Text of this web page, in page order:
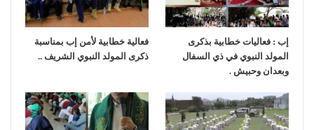
إب : فعاليات خطابية بذكرى
المولد النبوي في ذي السفال
وبعدان وحبيش .
فعالية خطابية لأمن إب بمناسبة
ذكرى المولد النبوي الشريف ..